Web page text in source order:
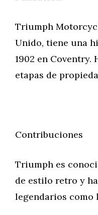
Triumph
Unido, tiene una
1902 en Coventry.
etapas de
Contribuciones
Triumph es
de estilo retro y
legendarios como